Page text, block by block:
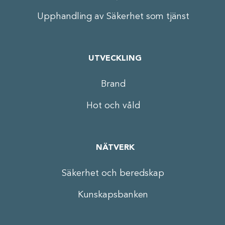
Upphandling av Säkerhet som tjänst
UTVECKLING
Brand
Hot och våld
NÄTVERK
Säkerhet och beredskap
Kunskapsbanken